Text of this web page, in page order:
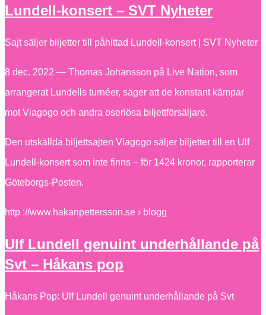
Lundell-konsert – SVT Nyheter
Sajt säljer biljetter till påhittad Lundell-konsert | SVT Nyheter
8 dec. 2022 — Thomas Johansson på Live Nation, som
arrangerat Lundells turnéer, säger att de konstant kämpar
mot Viagogo och andra oseriösa biljettförsäljare.
Den utskällda biljettsajten Viagogo säljer biljetter till en Ulf
Lundell-konsert som inte finns – för 1424 kronor, rapporterar
Göteborgs-Posten.
http ://www.hakanpettersson.se › blogg
Ulf Lundell genuint underhållande på
Svt – Håkans pop
Håkans Pop: Ulf Lundell genuint underhållande på Svt